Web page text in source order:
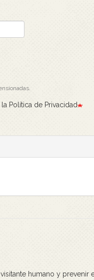
Política de Privacidad
humano y prevenir